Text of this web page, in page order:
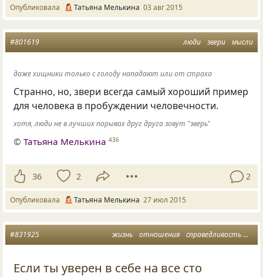
Опубликовала Татьяна Мелькина 03 авг 2015
люди звери мысли
#801619
даже хищники только с голоду нападают или от страха
Странно, но, звери всегда самый хороший пример
для человека в пробуждении человечности.
хотя, люди не в лучших порывах друг друга зовут "зверь"
©Татьяна Мелькина 436
36 2 2
Опубликовала Татьяна Мелькина 27 июл 2015
жизнь отношения справедливость
#831925
Если ты уверен в себе на все сто